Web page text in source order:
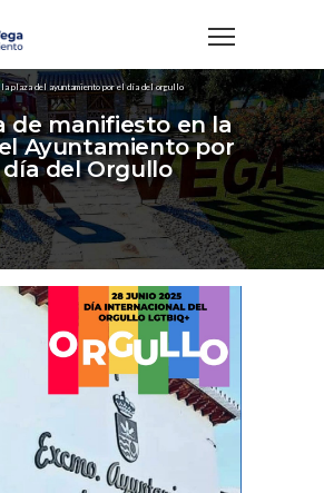
la plaza del ayuntamiento por el día del orgullo
de manifiesto en la
Ayuntamiento por
día del Orgullo